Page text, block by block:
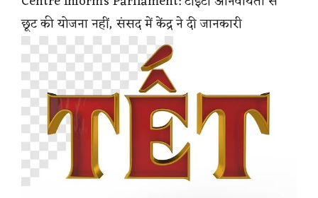
छूट की योजना नहीं, संसद में केंद्र ने दी जानकारी